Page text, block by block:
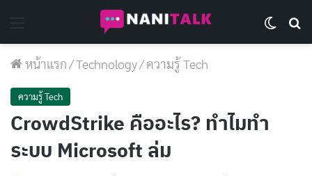
หน้าแรก/Technology/ความรู้ Tech
ความรู้ Tech
CrowdStrike คืออะไร? ทำไมทำ
ระบบ Microsoft ล่ม